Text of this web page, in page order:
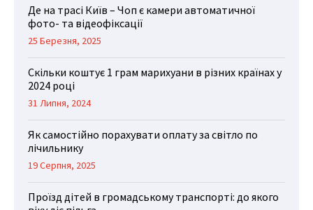
Де на трасі Київ – Чоп є камери автоматичної
фото- та відеофіксації
25 Березня, 2025
Скільки коштує 1 грам марихуани в різних країнах у
2024 році
31 Липня, 2024
Як самостійно порахувати оплату за світло по
лічильнику
19 Серпня, 2025
Проїзд дітей в громадському транспорті: до якого